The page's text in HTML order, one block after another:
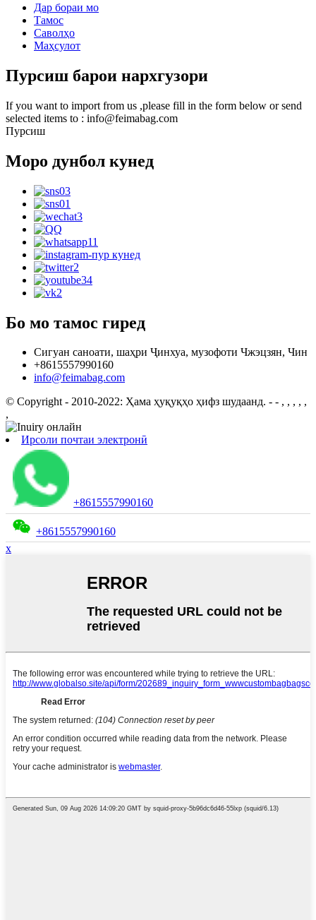
Дар бораи мо
Тамос
Саволҳо
Маҳсулот
Пурсиш барои нархгузори
If you want to import from us ,please fill in the form below or send
selected items to : info@feimabag.com
Пурсиш
Моро дунбол кунед
Бо мо тамос гиред
Сигуан саноати, шаҳри Ҷинхуа, музофоти Чжэцзян, Чин
+8615557990160
info@feimabag.com
© Copyright - 2010-2022: Ҳама ҳуқуқҳо ҳифз шудаанд. - - , , , , ,
,
Ирсоли почтаи электронӣ
+8615557990160
+8615557990160
x